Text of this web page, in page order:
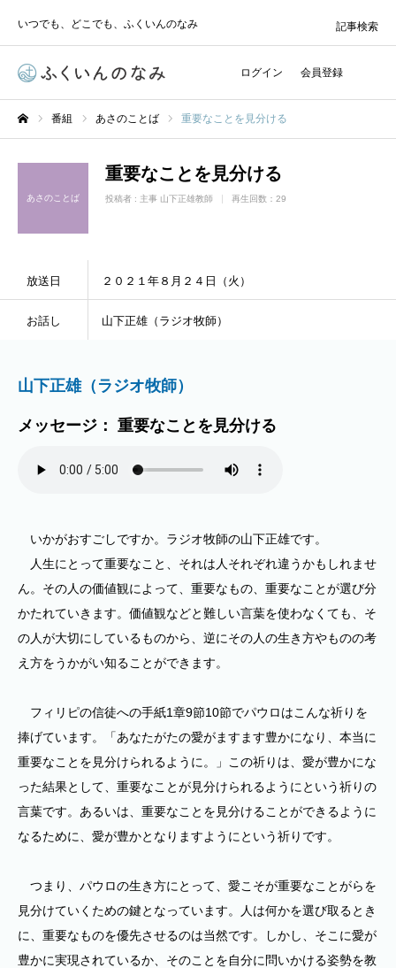
いつでも、どこでも、ふくいんのなみ
ログイン 会員登録
記事検索
番組 あさのことば 重要なことを見分ける
あさのことば
重要なことを見分ける
投稿者 : 主事 山下正雄教師 再生回数：29
放送日 ２０２１年８月２４日（火）
お話し 山下正雄（ラジオ牧師）
山下正雄（ラジオ牧師）
メッセージ： 重要なことを見分ける
いかがおすごしですか。ラジオ牧師の山下正雄です。
人生にとって重要なこと、それは人それぞれ違うかもしれませ
ん。その人の価値観によって、重要なもの、重要なことが選び分
かたれていきます。価値観などと難しい言葉を使わなくても、そ
の人が大切にしているものから、逆にその人の生き方やものの考
え方をうかがい知ることができます。
フィリピの信徒への手紙1章9節10節でパウロはこんな祈りを
捧げています。「あなたがたの愛がますます豊かになり、本当に
重要なことを見分けられるように。」この祈りは、愛が豊かにな
った結果として、重要なことが見分けられるようにという祈りの
言葉です。あるいは、重要なことを見分けることができるように
なるために、愛が豊かとなりますようにという祈りです。
つまり、パウロの生き方にとって、愛こそが重要なことがらを
見分けていくための鍵となっています。人は何かを選び取るとき
に、重要なものを優先させるのは当然です。しかし、そこに愛が
豊かに実現されているか、そのことを自分に問いかける姿勢を教